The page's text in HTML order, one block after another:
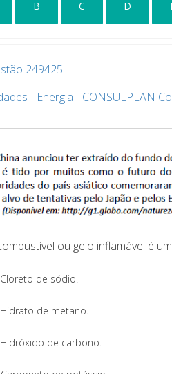
B C D
249425
- Energia - CONSULPLAN
ou gelo inflamável é
Cloreto de sódio.
Hidrato de metano.
Hidróxido de carbono.